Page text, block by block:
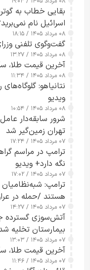
بقایی خطاب به
اسرائیل نام
۰۸ مرداد ۱۴۰۵ / ۱۸:۱۵
گفت‌وگوی تلفنی
۰۸ مرداد ۱۴۰۵ / ۱۳:۲۷
آخرین قیمت طلا، سکه
۰۸ مرداد ۱۴۰۵ / ۱۱:۳۴
نتانیاهو:
ویدیو
۰۸ مرداد ۱۴۰۵ / ۱۰:۵۴
شرور سابقه‌دار
تهران زمین‌گیر شد
۰۷ مرداد ۱۴۰۵ / ۱۷:۲۴
ترامپ در مراسم
نگه دارد+ ویدیو
۰۷ مرداد ۱۴۰۵ / ۱۷:۰۲
ترامپ:
هستند /حمله در
۰۷ مرداد ۱۴۰۵ / ۱۴:۲۷
آتش‌سوزی گسترده
بیمارستان تخلیه
۰۷ مرداد ۱۴۰۵ / ۱۳:۰۳
آخرین قیمت طلا، سکه و
۰۷ مرداد ۱۴۰۵ / ۱۱:۴۶